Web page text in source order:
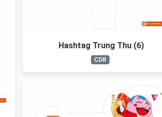
Hashtag Trung Thu (6)
CDR